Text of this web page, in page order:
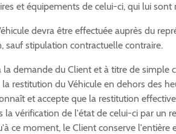
et équipements de celui-ci, qui lui sont
devra être effectuée auprès du
sauf stipulation contractuelle contraire.
la demande du Client et à titre de simple
restitution du Véhicule en dehors des
et accepte que la restitution
la vérification de l'état de celui-ci par un
ce moment, le Client conserve l'entière